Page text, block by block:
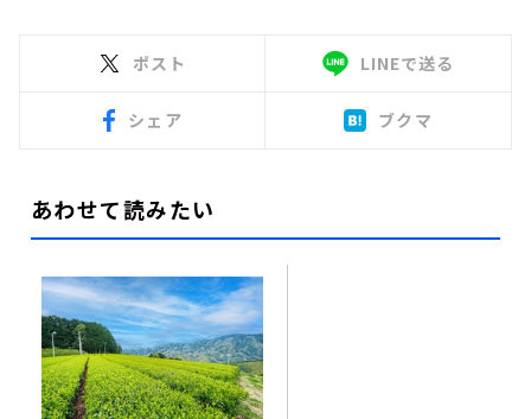
ポスト LINEで送る
シェア ブクマ
あわせて読みたい